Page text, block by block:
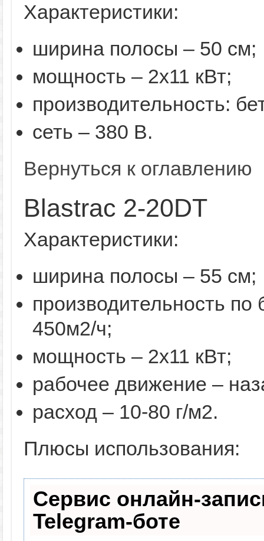
Характеристики:
ширина полосы – 50 см;
мощность – 2х11 кВт;
производительность:
сеть – 380 В.
Вернуться к оглавлению
Blastrac 2-20DT
Характеристики:
ширина полосы – 55 см;
производительность по
450м2/ч;
мощность – 2х11 кВт;
рабочее движение –
расход – 10-80 г/м2.
Плюсы использования:
Сервис онлайн-
Telegram-боте